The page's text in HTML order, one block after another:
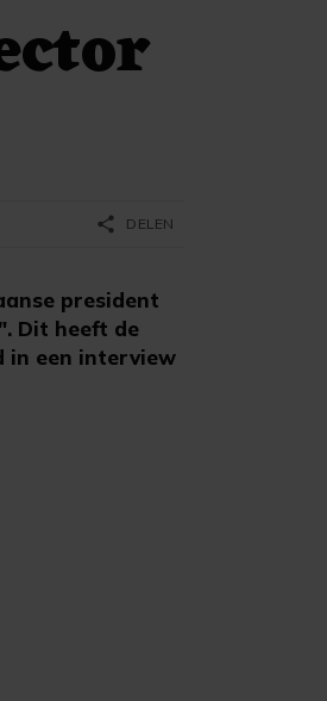
president
Dit heeft de
in een interview
share DELEN